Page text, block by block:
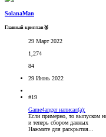
SolanaMan
Главный криптан🥈
29 Март 2022
1,274
84
29 Июнь 2022
#19
Game4anger написал(а):
Если примерно, то выпуском
и теперь сбором данных
Нажмите для раскрытия...